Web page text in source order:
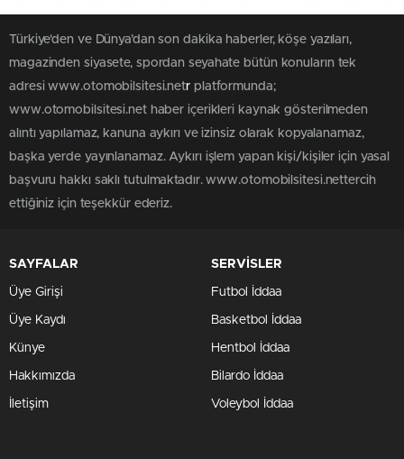
Türkiye'den ve Dünya’dan son dakika haberler, köşe yazıları,
magazinden siyasete, spordan seyahate bütün konuların tek
adresi www.otomobilsitesi.netr platformunda;
www.otomobilsitesi.net haber içerikleri kaynak gösterilmeden
alıntı yapılamaz, kanuna aykırı ve izinsiz olarak kopyalanamaz,
başka yerde yayınlanamaz. Aykırı işlem yapan kişi/kişiler için yasal
başvuru hakkı saklı tutulmaktadır. www.otomobilsitesi.nettercih
ettiğiniz için teşekkür ederiz.
SAYFALAR
Üye Girişi
Üye Kaydı
Künye
Hakkımızda
İletişim
SERVİSLER
Futbol İddaa
Basketbol İddaa
Hentbol İddaa
Bilardo İddaa
Voleybol İddaa